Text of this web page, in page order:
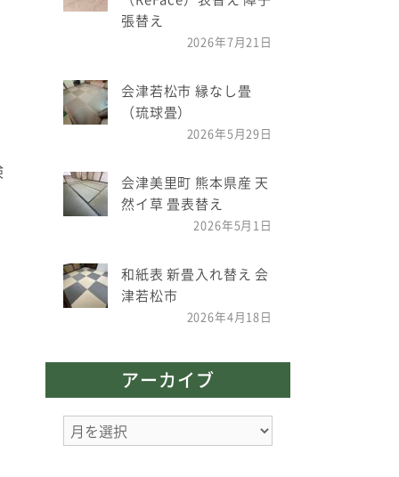
張替え
2026年7月21日
会津若松市 縁なし畳
（琉球畳）
2026年5月29日
会津美里町 熊本県産 天
然イ草 畳表替え
2026年5月1日
和紙表 新畳入れ替え 会
津若松市
2026年4月18日
アーカイブ
ア
ー